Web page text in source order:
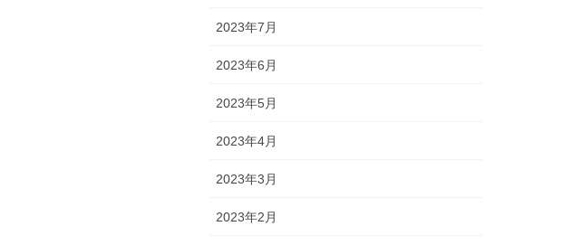
2023年7月
2023年6月
2023年5月
2023年4月
2023年3月
2023年2月